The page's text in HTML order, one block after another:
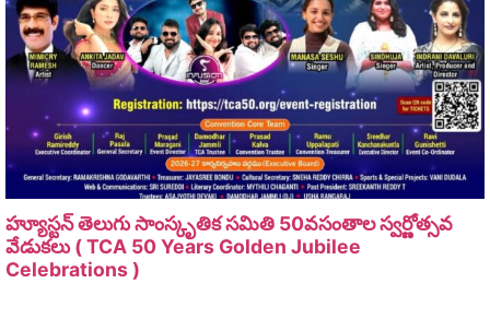
హ్యూస్టన్ తెలుగు సాంస్కృతిక సమితి 50వసంతాల స్వర్ణోత్సవ
వేడుకలు ( TCA 50 Years Golden Jubilee
Celebrations )